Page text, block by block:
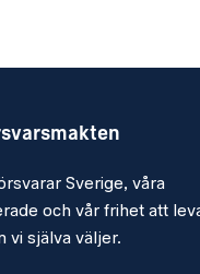
Sverige, våra
och vår frihet att
vi själva väljer.